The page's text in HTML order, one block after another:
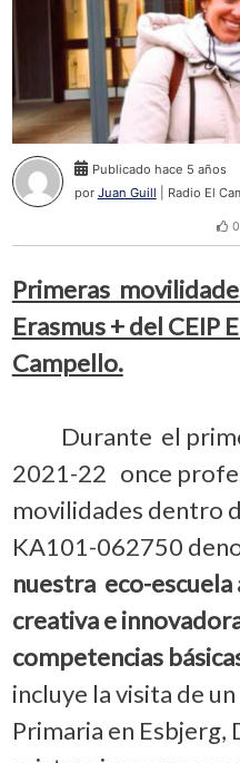
Publicado hace 5 años
por Juan Guill | Radio El
0
Primeras
Erasmus + del CEIP
Campello.
Durante el
2021-22 once
movilidades dentro
KA101-062750
nuestra eco-
creativa e
competencias
incluye la visita de
Primaria en Esbjerg,